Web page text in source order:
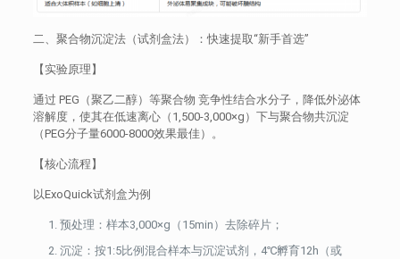
二、聚合物沉淀法（试剂盒法）：快速提取“新手首选”
【实验原理】
通过 PEG（聚乙二醇）等聚合物 竞争性结合水分子，降低外泌体
溶解度，使其在低速离心（1,500-3,000×g）下与聚合物共沉淀
（PEG分子量6000-8000效果最佳）。
【核心流程】
以ExoQuick试剂盒为例
预处理：样本3,000×g（15min）去除碎片；
沉淀：按1:5比例混合样本与沉淀试剂，4℃孵育12h（或